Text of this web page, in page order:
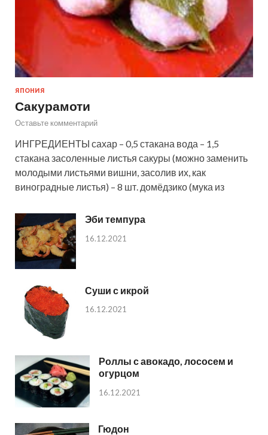
ЯПОНИЯ
Сакурамоти
Оставьте комментарий
ИНГРЕДИЕНТЫ сахар – 0,5 стакана вода – 1,5
стакана засоленные листья сакуры (можно заменить
молодыми листьями вишни, засолив их, как
виноградные листья) – 8 шт. домёдзико (мука из
Эби темпура
16.12.2021
Суши с икрой
16.12.2021
Роллы с авокадо, лососем и
огурцом
16.12.2021
Гюдон